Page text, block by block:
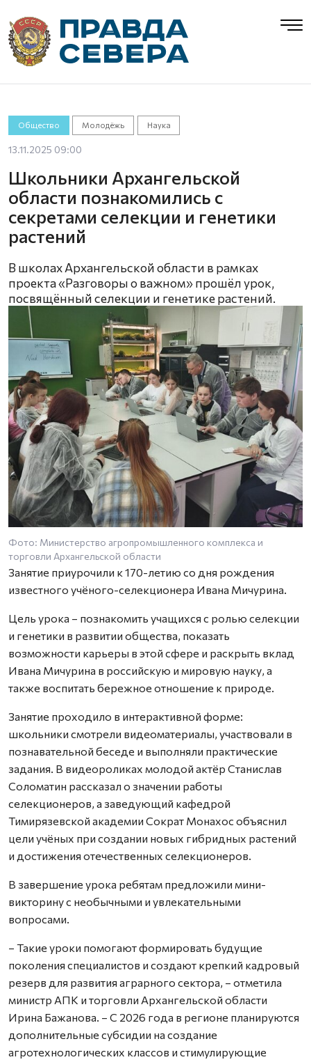
Общество Молодёжь Наука
13.11.2025 09:00
Школьники Архангельской
области познакомились с
секретами селекции и генетики
растений
В школах Архангельской области в рамках
проекта «Разговоры о важном» прошёл урок,
посвящённый селекции и генетике растений.
Фото: Министерство агропромышленного комплекса и
торговли Архангельской области
Занятие приурочили к 170-летию со дня рождения
известного учёного-селекционера Ивана Мичурина.
Цель урока – познакомить учащихся с ролью селекции
и генетики в развитии общества, показать
возможности карьеры в этой сфере и раскрыть вклад
Ивана Мичурина в российскую и мировую науку, а
также воспитать бережное отношение к природе.
Занятие проходило в интерактивной форме:
школьники смотрели видеоматериалы, участвовали в
познавательной беседе и выполняли практические
задания. В видеороликах молодой актёр Станислав
Соломатин рассказал о значении работы
селекционеров, а заведующий кафедрой
Тимирязевской академии Сократ Монахос объяснил
цели учёных при создании новых гибридных растений
и достижения отечественных селекционеров.
В завершение урока ребятам предложили мини-
викторину с необычными и увлекательными
вопросами.
– Такие уроки помогают формировать будущие
поколения специалистов и создают крепкий кадровый
резерв для развития аграрного сектора, – отметила
министр АПК и торговли Архангельской области
Ирина Бажанова. – С 2026 года в регионе планируются
дополнительные субсидии на создание
агротехнологических классов и стимулирующие